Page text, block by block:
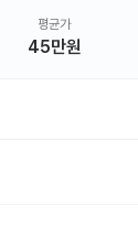
평균가
45만원